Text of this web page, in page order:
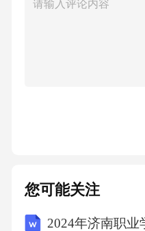
您可能关注